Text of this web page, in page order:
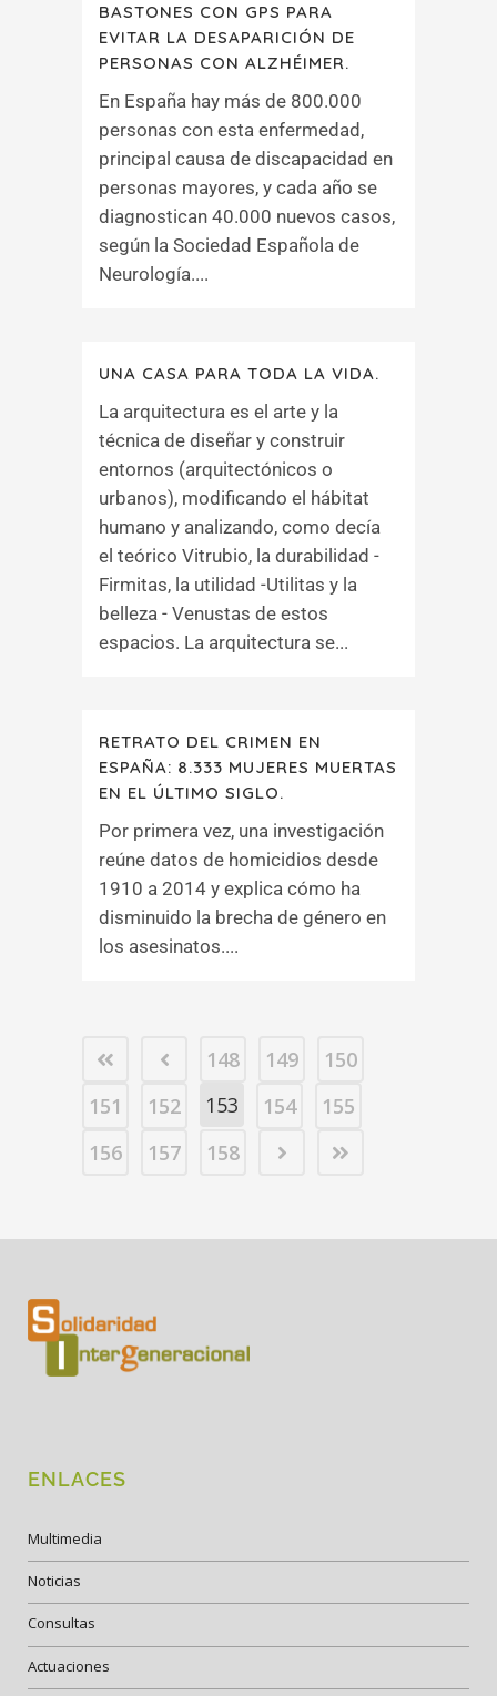
BASTONES CON GPS PARA
EVITAR LA DESAPARICIÓN DE
PERSONAS CON ALZHÉIMER.
En España hay más de 800.000
personas con esta enfermedad,
principal causa de discapacidad en
personas mayores, y cada año se
diagnostican 40.000 nuevos casos,
según la Sociedad Española de
Neurología....
UNA CASA PARA TODA LA VIDA.
La arquitectura es el arte y la
técnica de diseñar y construir
entornos (arquitectónicos o
urbanos), modificando el hábitat
humano y analizando, como decía
el teórico Vitrubio, la durabilidad -
Firmitas, la utilidad -Utilitas y la
belleza - Venustas de estos
espacios. La arquitectura se...
RETRATO DEL CRIMEN EN
ESPAÑA: 8.333 MUJERES MUERTAS
EN EL ÚLTIMO SIGLO.
Por primera vez, una investigación
reúne datos de homicidios desde
1910 a 2014 y explica cómo ha
disminuido la brecha de género en
los asesinatos....
148 149
150
151
152 153 154
155
156
157 158
ENLACES
Multimedia
Noticias
Consultas
Actuaciones